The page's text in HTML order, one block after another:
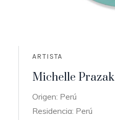
ARTISTA
Michelle Prazak
Origen: Perú
Residencia: Perú